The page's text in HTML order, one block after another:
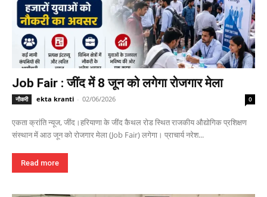
Job Fair : जींद में 8 जून को लगेगा रोजगार मेला
नौकरी ekta kranti - 02/06/2026 0
एकता क्रांति न्यूज, जींद।हरियाणा के जींद कैथल रोड स्थित राजकीय औद्योगिक प्रशिक्षण
संस्थान में आठ जून को रोजगार मेला (Job Fair) लगेगा। प्राचार्य नरेश...
Read more